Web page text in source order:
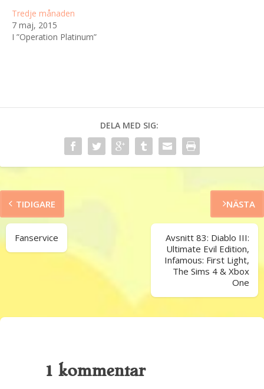
Tredje månaden
7 maj, 2015
I ”Operation Platinum”
DELA MED SIG:
TIDIGARE
Fanservice
NÄSTA
Avsnitt 83: Diablo III:
Ultimate Evil Edition,
Infamous: First Light,
The Sims 4 & Xbox
One
1 kommentar